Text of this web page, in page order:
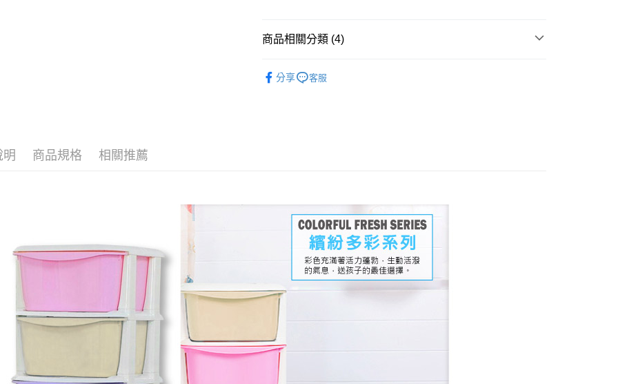
運送方式
免運費
商品相關分類 (4)
分享 客服
明 商品規格 相關推薦